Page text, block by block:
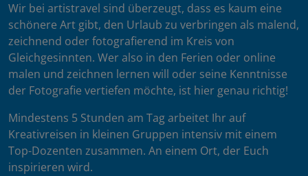
Wir bei artistravel sind überzeugt, dass es kaum eine
schönere Art gibt, den Urlaub zu verbringen als malend,
zeichnend oder fotografierend im Kreis von
Gleichgesinnten. Wer also in den Ferien oder online
malen und zeichnen lernen will oder seine Kenntnisse
der Fotografie vertiefen möchte, ist hier genau richtig!
Mindestens 5 Stunden am Tag arbeitet Ihr auf
Kreativreisen in kleinen Gruppen intensiv mit einem
Top-Dozenten zusammen. An einem Ort, der Euch
inspirieren wird.